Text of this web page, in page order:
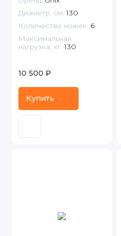
Диаметр, см: 130
Количество ножек: 6
Максимальная
нагрузка, кг: 130
10 500 ₽
Купить